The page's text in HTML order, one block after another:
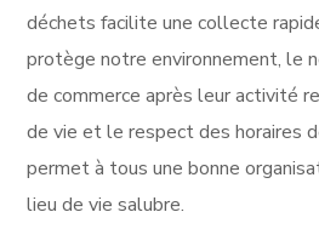
déchets facilite une collecte
protège notre environnement, le
de commerce après leur activité
de vie et le respect des horaires
permet à tous une bonne
lieu de vie salubre.